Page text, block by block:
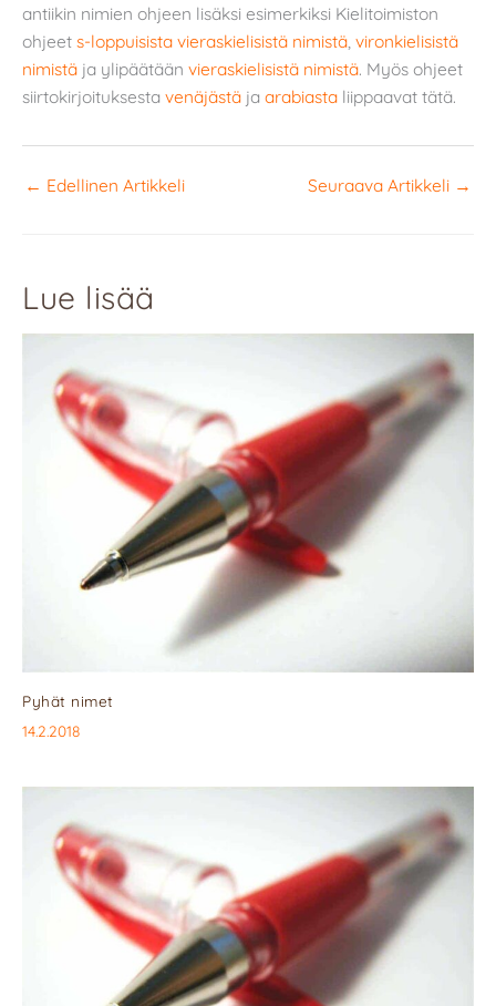
antiikin nimien ohjeen lisäksi esimerkiksi Kielitoimiston
ohjeet s-loppuisista vieraskielisistä nimistä, vironkielisistä
nimistä ja ylipäätään vieraskielisistä nimistä. Myös ohjeet
siirtokirjoituksesta venäjästä ja arabiasta liippaavat tätä.
← Edellinen Artikkeli Seuraava Artikkeli →
Lue lisää
Pyhät nimet
14.2.2018